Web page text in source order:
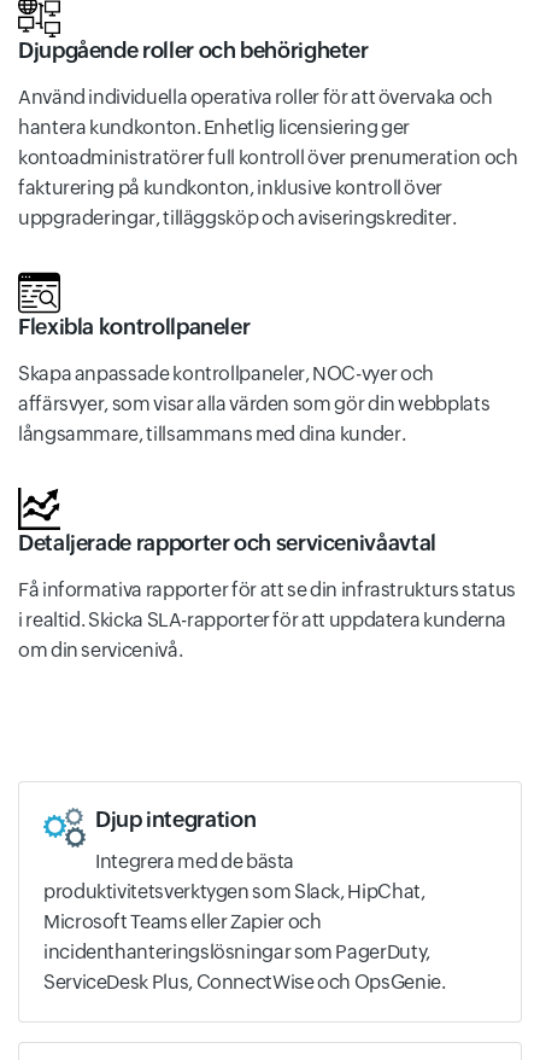
Djupgående roller och behörigheter
Använd individuella operativa roller för att övervaka och
hantera kundkonton. Enhetlig licensiering ger
kontoadministratörer full kontroll över prenumeration och
fakturering på kundkonton, inklusive kontroll över
uppgraderingar, tilläggsköp och aviseringskrediter.
Flexibla kontrollpaneler
Skapa anpassade kontrollpaneler, NOC-vyer och
affärsvyer, som visar alla värden som gör din webbplats
långsammare, tillsammans med dina kunder.
Detaljerade rapporter och servicenivåavtal
Få informativa rapporter för att se din infrastrukturs status
i realtid. Skicka SLA-rapporter för att uppdatera kunderna
om din servicenivå.
Djup integration
Integrera med de bästa
produktivitetsverktygen som Slack, HipChat,
Microsoft Teams eller Zapier och
incidenthanteringslösningar som PagerDuty,
ServiceDesk Plus, ConnectWise och OpsGenie.